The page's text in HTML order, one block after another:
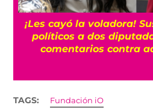
¡Les cayó la voladora!
políticos a dos
comentarios contra
TAGS: Fundación iO